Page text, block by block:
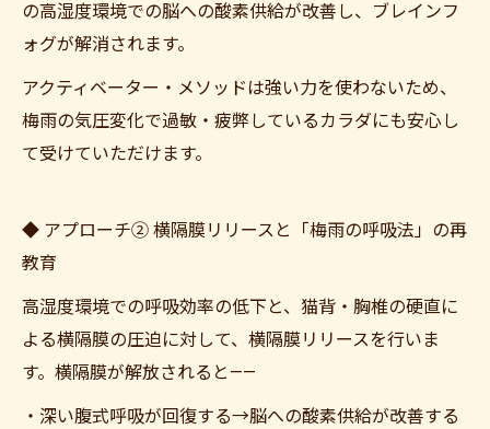
の高湿度環境での脳への酸素供給が改善し、ブレインフ
ォグが解消されます。
アクティベーター・メソッドは強い力を使わないため、
梅雨の気圧変化で過敏・疲弊しているカラダにも安心し
て受けていただけます。
◆ アプローチ② 横隔膜リリースと「梅雨の呼吸法」の再
教育
高湿度環境での呼吸効率の低下と、猫背・胸椎の硬直に
よる横隔膜の圧迫に対して、横隔膜リリースを行いま
す。横隔膜が解放されると——
・深い腹式呼吸が回復する→脳への酸素供給が改善する